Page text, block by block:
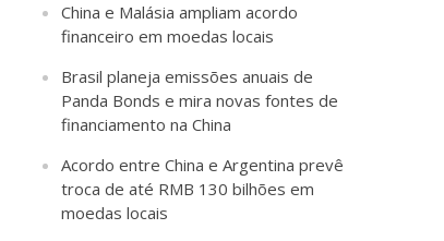
China e Malásia ampliam acordo
financeiro em moedas locais
Brasil planeja emissões anuais de
Panda Bonds e mira novas fontes de
financiamento na China
Acordo entre China e Argentina prevê
troca de até RMB 130 bilhões em
moedas locais